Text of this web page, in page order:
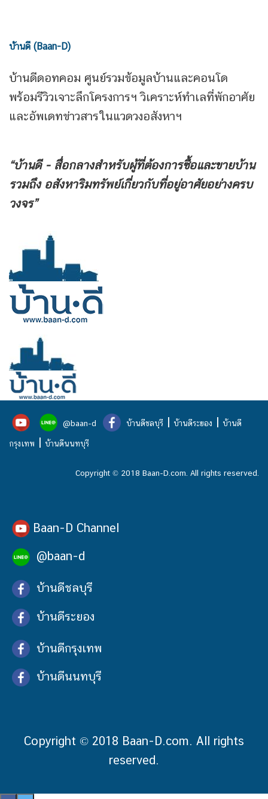
บ้านดี (Baan-D)
บ้านดีดอทคอม ศูนย์รวมข้อมูลบ้านและคอนโด
พร้อมรีวิวเจาะลึกโครงการฯ วิเคราะห์ทำเลที่พักอาศัย
และอัพเดทข่าวสารในแวดวงอสังหาฯ
“บ้านดี - สื่อกลางสำหรับผู้ที่ต้องการซื้อและขายบ้าน
รวมถึง อสังหาริมทรัพย์เกี่ยวกับที่อยู่อาศัยอย่างครบ
วงจร”
@baan-d บ้านดีชลบุรี | บ้านดีระยอง | บ้านดี
กรุงเทพ | บ้านดีนนทบุรี
Copyright © 2018 Baan-D.com. All rights reserved.
Baan-D Channel
@baan-d
บ้านดีชลบุรี
บ้านดีระยอง
บ้านดีกรุงเทพ
บ้านดีนนทบุรี
Copyright © 2018 Baan-D.com. All rights
reserved.